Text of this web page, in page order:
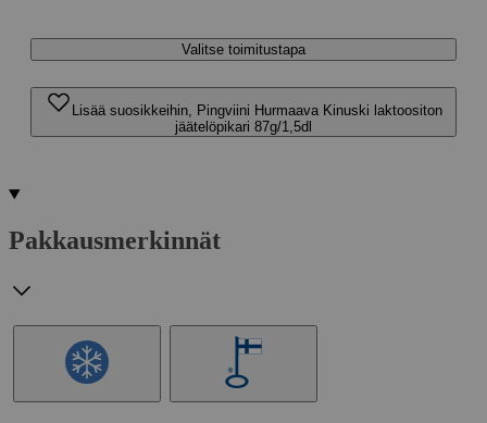
Valitse toimitustapa
Lisää suosikkeihin, Pingviini Hurmaava Kinuski laktoositon
jäätelöpikari 87g/1,5dl
Pakkausmerkinnät